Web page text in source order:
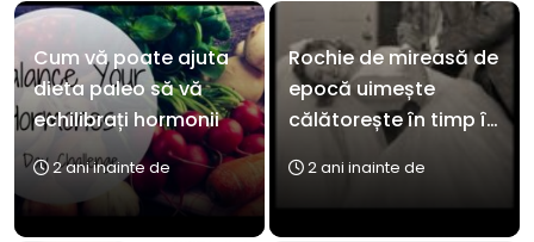
Cum vă poate ajuta
dieta paleo să vă
echilibrați hormonii
2 ani inainte de
Rochie de mireasă de
epocă uimește
călătorește în timp în
2 ani inainte de